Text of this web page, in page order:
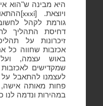
היא מבינה ש"הוא
ויוצאת. [xxxi
גורמת לקהל
דחיסת התהליך
זיכרונות על
אכזבות שחווה כל
באוש עצמה,
שמקדישים
לעצמנו להתאבל על
פחות מאותה
במהירות ונדמה לנו